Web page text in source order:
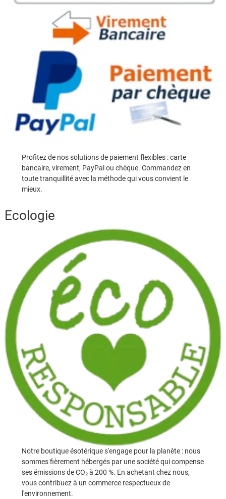
Profitez de nos solutions de paiement flexibles : carte
bancaire, virement, PayPal ou chèque. Commandez en
toute tranquillité avec la méthode qui vous convient le
mieux.
Ecologie
Notre boutique ésotérique s'engage pour la planète : nous
sommes fièrement hébergés par une société qui compense
ses émissions de CO₂ à 200 %. En achetant chez nous,
vous contribuez à un commerce respectueux de
l'environnement.